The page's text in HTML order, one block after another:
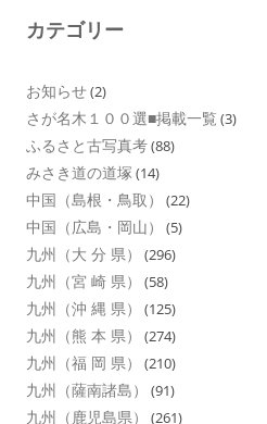
カテゴリー
お知らせ(2)
さが名木１００選■掲載一覧 (3)
ふるさと古写真考(88)
みさき道の道塚 (14)
中国（島根・鳥取） (22)
中国（広島・岡山） (5)
九州（大 分 県） (296)
九州（宮 崎 県） (58)
九州（沖 縄 県） (125)
九州（熊 本 県） (274)
九州（福 岡 県） (210)
九州（薩南諸島） (91)
九州（鹿児島県） (261)